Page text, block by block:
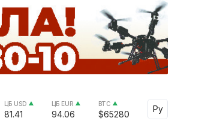
ЦБ USD
81.41
ЦБ EUR
94.06
BTC
$65280
Ру
Select